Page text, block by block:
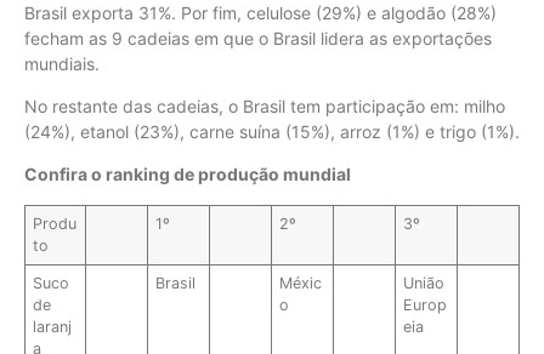
Brasil exporta 31%. Por fim, celulose (29%) e algodão (28%)
fecham as 9 cadeias em que o Brasil lidera as exportações
mundiais.
No restante das cadeias, o Brasil tem participação em: milho
(24%), etanol (23%), carne suína (15%), arroz (1%) e trigo (1%).
Confira o ranking de produção mundial
Produ
to
1º 2º 3º
Suco
de
laranj
a
Brasil
Méxic
o
União
Europ
eia